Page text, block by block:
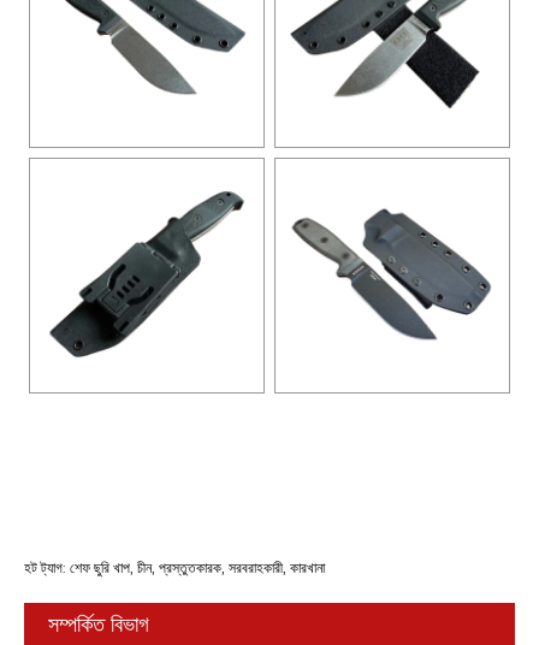
হট ট্যাগ: শেফ ছুরি খাপ, চীন, প্রস্তুতকারক, সরবরাহকারী, কারখানা
সম্পর্কিত বিভাগ